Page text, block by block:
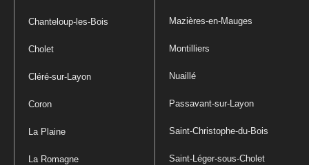
Chanteloup-les-Bois
Cholet
Cléré-sur-Layon
Coron
La Plaine
La Romagne
Mazières-en-Mauges
Montilliers
Nuaillé
Passavant-sur-Layon
Saint-Christophe-du-Bois
Saint-Léger-sous-Cholet